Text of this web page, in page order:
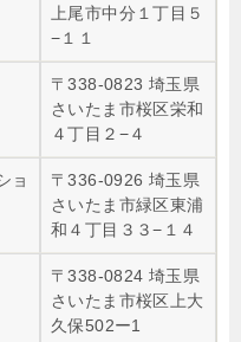
上尾市中分１丁目５
−１１
〒338-0823 埼玉県
さいたま市桜区栄和
４丁目２−４
ョ
〒336-0926 埼玉県
さいたま市緑区東浦
和４丁目３３−１４
〒338-0824 埼玉県
さいたま市桜区上大
久保502ー1